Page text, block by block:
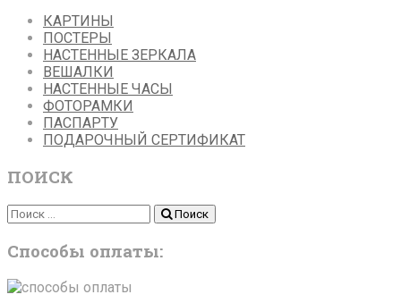
КАРТИНЫ
ПОСТЕРЫ
НАСТЕННЫЕ ЗЕРКАЛА
ВЕШАЛКИ
НАСТЕННЫЕ ЧАСЫ
ФОТОРАМКИ
ПАСПАРТУ
ПОДАРОЧНЫЙ СЕРТИФИКАТ
ПОИСК
Поиск Поиск
Способы оплаты: